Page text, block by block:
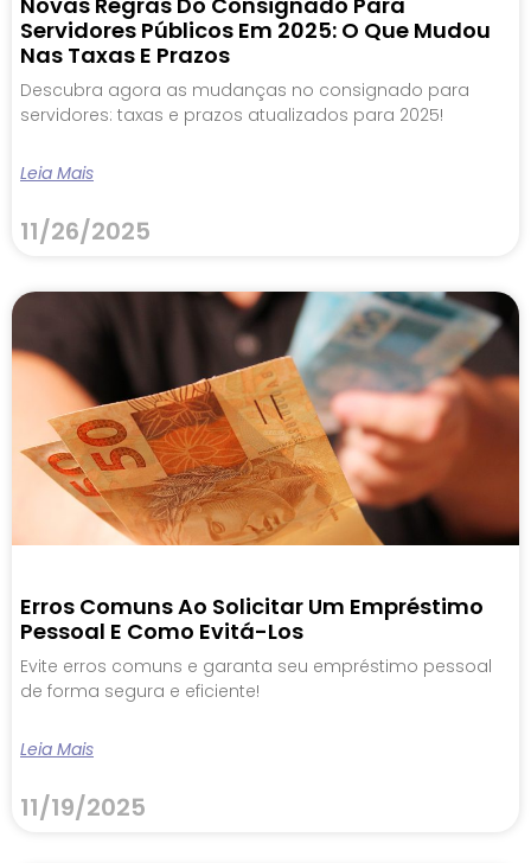
Servidores Públicos Em 2025: O Que Mudou
Nas Taxas E Prazos
Descubra agora as mudanças no consignado para
servidores: taxas e prazos atualizados para 2025!
Leia Mais
11/26/2025
Erros Comuns Ao Solicitar Um Empréstimo
Pessoal E Como Evitá-Los
Evite erros comuns e garanta seu empréstimo pessoal
de forma segura e eficiente!
Leia Mais
11/19/2025